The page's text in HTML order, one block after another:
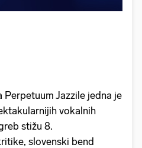
Jazzile jedna je
vokalnih
stižu 8.
slovenski bend